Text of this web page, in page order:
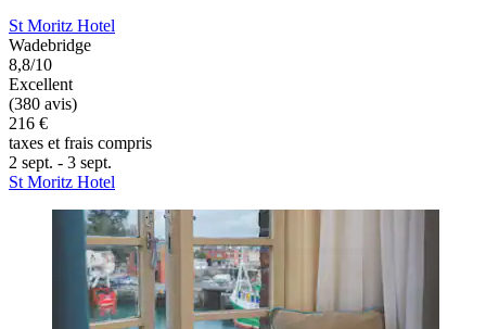
St Moritz Hotel
Wadebridge
8,8/10
Excellent
(380 avis)
216 €
taxes et frais compris
2 sept. - 3 sept.
St Moritz Hotel